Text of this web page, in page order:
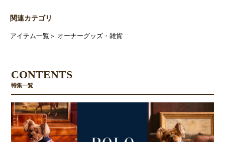
関連カテゴリ
アイテム一覧 ＞ オーナーグッズ・雑貨
CONTENTS
特集一覧